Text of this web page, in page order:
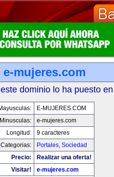
e-mujeres.com
dominio lo ha puesto
E-MUJERES.COM
Minusculas:
e-mujeres.com
Longitud:
9 caracteres
Categorias:
Portales, Sociedad
Precio:
Realizar una oferta!
Visitar!
e-mujeres.com